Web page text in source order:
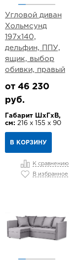
Угловой диван
Хольмсунд
197х140,
дельфин, ППУ,
ящик, выбор
обивки, правый
от 46 230
руб.
Габарит ШхГхВ,
см: 216 х 155 х 90
В КОРЗИНУ
К сравнению
В избранное